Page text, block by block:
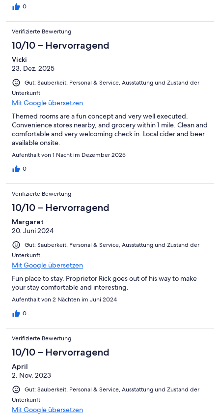
0
Verifizierte Bewertung
10/10 – Hervorragend
Vicki
23. Dez. 2025
Gut: Sauberkeit, Personal & Service, Ausstattung und Zustand der
Unterkunft
Mit Google übersetzen
Themed rooms are a fun concept and very well executed.
Convenience stores nearby, and grocery within 1 mile. Clean and
comfortable and very welcoming check in. Local cider and beer
available onsite.
Aufenthalt von 1 Nacht im Dezember 2025
0
Verifizierte Bewertung
10/10 – Hervorragend
Margaret
20. Juni 2024
Gut: Sauberkeit, Personal & Service, Ausstattung und Zustand der
Unterkunft
Mit Google übersetzen
Fun place to stay. Proprietor Rick goes out of his way to make
your stay comfortable and interesting.
Aufenthalt von 2 Nächten im Juni 2024
0
Verifizierte Bewertung
10/10 – Hervorragend
April
2. Nov. 2023
Gut: Sauberkeit, Personal & Service, Ausstattung und Zustand der
Unterkunft
Mit Google übersetzen